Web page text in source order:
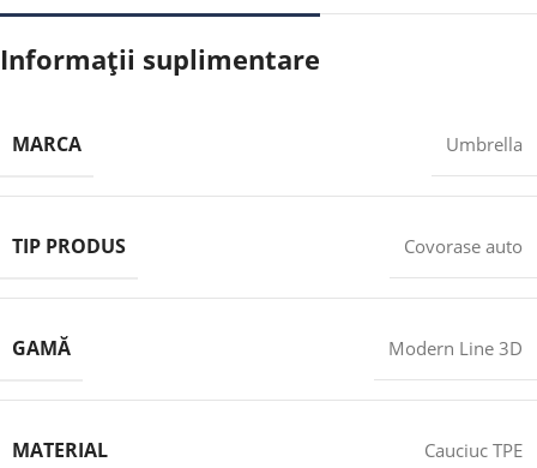
Informații suplimentare
MARCA Umbrella
TIP PRODUS Covorase auto
GAMĂ Modern Line 3D
MATERIAL Cauciuc TPE